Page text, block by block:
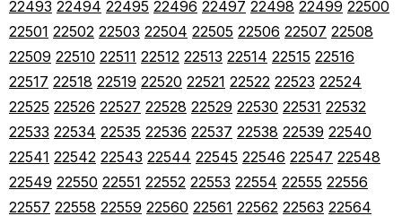
22493 22494 22495 22496 22497 22498 22499 22500
22501 22502 22503 22504 22505 22506 22507 22508
22509 22510 22511 22512 22513 22514 22515 22516
22517 22518 22519 22520 22521 22522 22523 22524
22525 22526 22527 22528 22529 22530 22531 22532
22533 22534 22535 22536 22537 22538 22539 22540
22541 22542 22543 22544 22545 22546 22547 22548
22549 22550 22551 22552 22553 22554 22555 22556
22557 22558 22559 22560 22561 22562 22563 22564